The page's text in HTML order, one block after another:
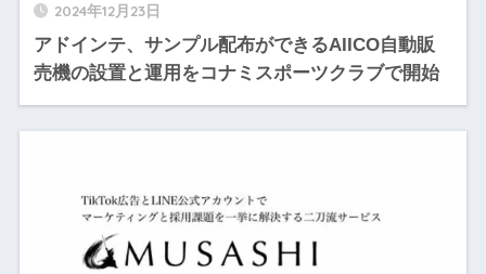
2024年12月23日
アドインテ、サンプル配布ができるAIICO自動販
売機の設置と運用をコナミスポーツクラブで開始